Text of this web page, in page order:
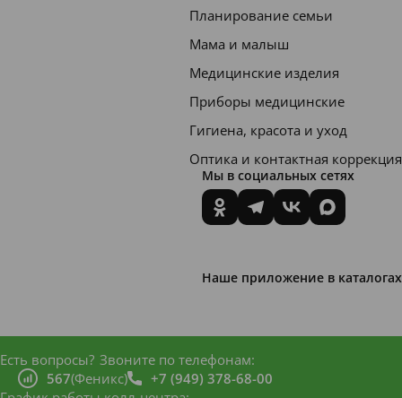
Планирование семьи
Мама и малыш
Медицинские изделия
Приборы медицинские
Гигиена, красота и уход
Оптика и контактная коррекция
Мы в социальных сетях
Наше приложение в каталогах
Есть вопросы? Звоните по телефонам:
567(Феникс)
+7 (949) 378-68-00